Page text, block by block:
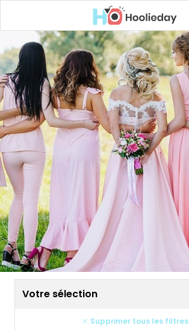
Votre sélection
Supprimer tous les filtres